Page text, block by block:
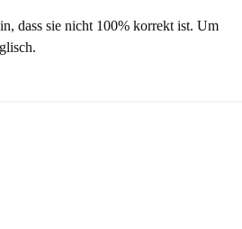
dass sie nicht 100% korrekt ist. Um